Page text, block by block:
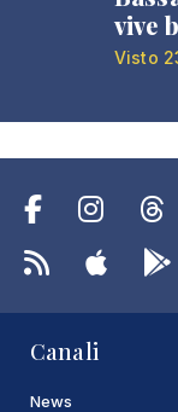
vive
Visto
Canali
News